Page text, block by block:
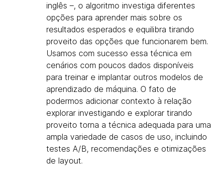
inglês –, o algoritmo investiga diferentes
opções para aprender mais sobre os
resultados esperados e equilibra tirando
proveito das opções que funcionarem bem.
Usamos com sucesso essa técnica em
cenários com poucos dados disponíveis
para treinar e implantar outros modelos de
aprendizado de máquina. O fato de
podermos adicionar contexto à relação
explorar investigando e explorar tirando
proveito torna a técnica adequada para uma
ampla variedade de casos de uso, incluindo
testes A/B, recomendações e otimizações
de layout.